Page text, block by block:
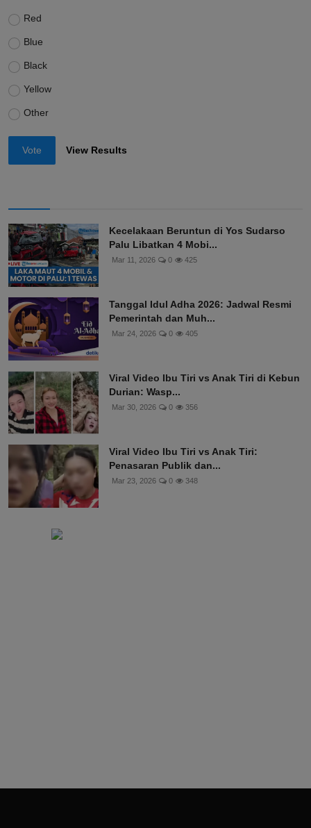
Red
Blue
Black
Yellow
Other
Vote View Results
Kecelakaan Beruntun di Yos Sudarso
Palu Libatkan 4 Mobi...
Mar 11, 2026 0 425
Tanggal Idul Adha 2026: Jadwal Resmi
Pemerintah dan Muh...
Mar 24, 2026 0 405
Viral Video Ibu Tiri vs Anak Tiri di Kebun
Durian: Wasp...
Mar 30, 2026 0 356
Viral Video Ibu Tiri vs Anak Tiri:
Penasaran Publik dan...
Mar 23, 2026 0 348